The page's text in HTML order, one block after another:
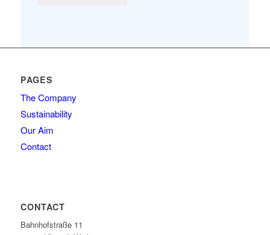
PAGES
The Company
Sustainability
Our Aim
Contact
CONTACT
Bahnhofstraße 11